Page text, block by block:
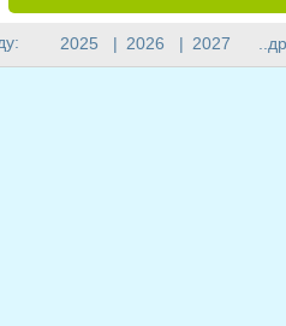
2025 | 2026 | 2027